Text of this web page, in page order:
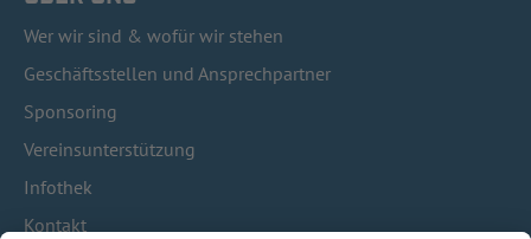
Wer wir sind & wofür wir stehen
Geschäftsstellen und Ansprechpartner
Sponsoring
Vereinsunterstützung
Infothek
Kontakt